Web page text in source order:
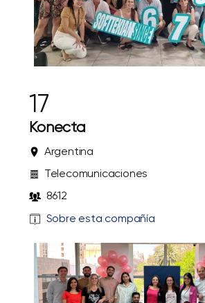
17
Konecta
Argentina
Telecomunicaciones
8612
Sobre esta compañía